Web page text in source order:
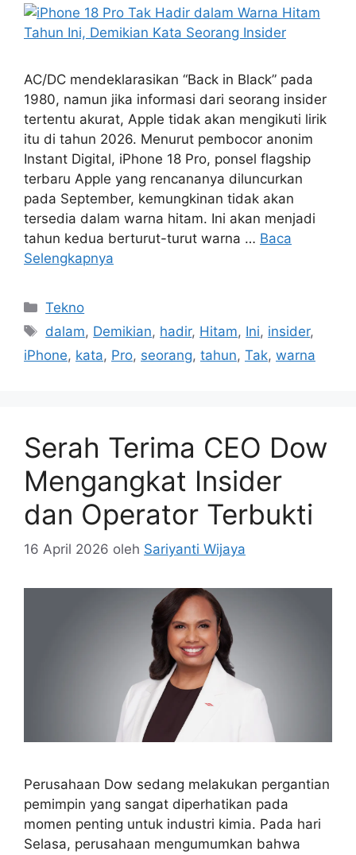
AC/DC mendeklarasikan “Back in Black” pada
1980, namun jika informasi dari seorang insider
tertentu akurat, Apple tidak akan mengikuti lirik
itu di tahun 2026. Menurut pembocor anonim
Instant Digital, iPhone 18 Pro, ponsel flagship
terbaru Apple yang rencananya diluncurkan
pada September, kemungkinan tidak akan
tersedia dalam warna hitam. Ini akan menjadi
tahun kedua berturut-turut warna … Baca
Selengkapnya
Kategori
Tekno
Tag
dalam, Demikian, hadir, Hitam, Ini, insider,
iPhone, kata, Pro, seorang, tahun, Tak, warna
Serah Terima CEO Dow
Mengangkat Insider
dan Operator Terbukti
16 April 2026 oleh Sariyanti Wijaya
Perusahaan Dow sedang melakukan pergantian
pemimpin yang sangat diperhatikan pada
momen penting untuk industri kimia. Pada hari
Selasa, perusahaan mengumumkan bahwa